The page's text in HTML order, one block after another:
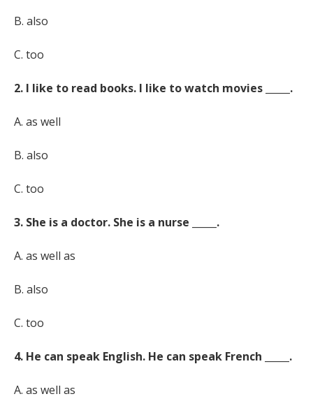
B. also
C. too
2. I like to read books. I like to watch movies _____.
A. as well
B. also
C. too
3. She is a doctor. She is a nurse _____.
A. as well as
B. also
C. too
4. He can speak English. He can speak French _____.
A. as well as